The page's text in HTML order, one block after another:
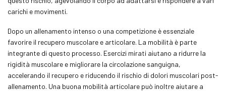
carichi e movimenti.
Dopo un allenamento intenso o una competizione è essenziale
favorire il recupero muscolare e articolare. La mobilità è parte
integrante di questo processo. Esercizi mirati aiutano a ridurre la
rigidità muscolare e migliorare la circolazione sanguigna,
accelerando il recupero e riducendo il rischio di dolori muscolari post-
allenamento. Una buona mobilità articolare può inoltre aiutare a